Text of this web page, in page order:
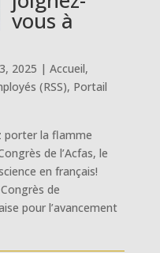
vous à
2025 | Accueil,
(RSS), Portail
porter la flamme
de l’Acfas, le
en français!
de
pour l’avancement